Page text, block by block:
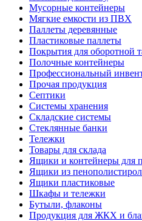
Мусорные контейнеры
Мягкие емкости из ПВХ
Паллеты деревянные
Пластиковые паллеты
Покрытия для оборотной
Полочные контейнеры
Профессиональный
Прочая продукция
Септики
Системы хранения
Складские системы
Стеклянные банки
Тележки
Товары для склада
Ящики и контейнеры для
Ящики из
Ящики пластиковые
Шкафы и тележки
Бутыли, флаконы
Продукция для ЖКХ и